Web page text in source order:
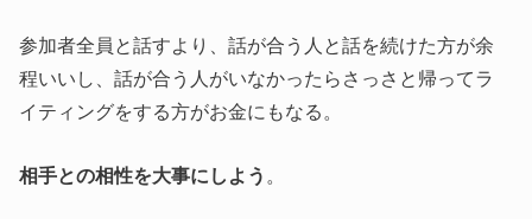
参加者全員と話すより、話が合う人と話を続けた方が余
程いいし、話が合う人がいなかったらさっさと帰ってラ
イティングをする方がお金にもなる。
相手との相性を大事にしよう 。